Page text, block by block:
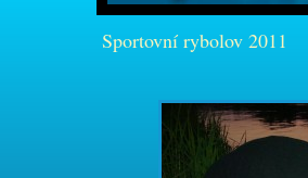
Sportovní rybolov 2011